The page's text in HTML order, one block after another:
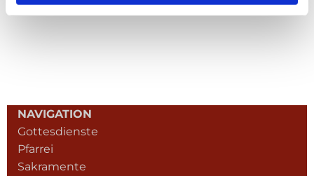
NAVIGATION
Gottesdienste
Pfarrei
Sakramente